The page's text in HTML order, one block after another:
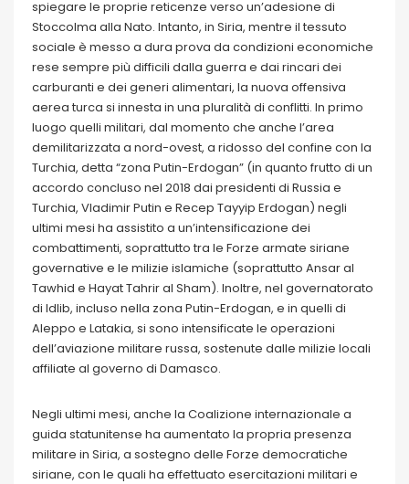
spiegare le proprie reticenze verso un’adesione di
Stoccolma alla Nato. Intanto, in Siria, mentre il tessuto
sociale è messo a dura prova da condizioni economiche
rese sempre più difficili dalla guerra e dai rincari dei
carburanti e dei generi alimentari, la nuova offensiva
aerea turca si innesta in una pluralità di conflitti. In primo
luogo quelli militari, dal momento che anche l’area
demilitarizzata a nord-ovest, a ridosso del confine con la
Turchia, detta “zona Putin-Erdogan” (in quanto frutto di un
accordo concluso nel 2018 dai presidenti di Russia e
Turchia, Vladimir Putin e Recep Tayyip Erdogan) negli
ultimi mesi ha assistito a un’intensificazione dei
combattimenti, soprattutto tra le Forze armate siriane
governative e le milizie islamiche (soprattutto Ansar al
Tawhid e Hayat Tahrir al Sham). Inoltre, nel governatorato
di Idlib, incluso nella zona Putin-Erdogan, e in quelli di
Aleppo e Latakia, si sono intensificate le operazioni
dell’aviazione militare russa, sostenute dalle milizie locali
affiliate al governo di Damasco.
Negli ultimi mesi, anche la Coalizione internazionale a
guida statunitense ha aumentato la propria presenza
militare in Siria, a sostegno delle Forze democratiche
siriane, con le quali ha effettuato esercitazioni militari e